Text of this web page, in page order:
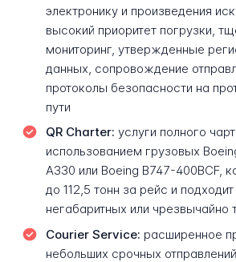
электронику и произведения
высокий приоритет погрузки,
мониторинг, утвержденные
данных, сопровождение
протоколы безопасности на
пути
QR Charter: услуги полного
использованием грузовых
A330 или Boeing B747-400BCF,
до 112,5 тонн за рейс и подходит
негабаритных или чрезвычайно
Courier Service: расширенное
небольших срочных